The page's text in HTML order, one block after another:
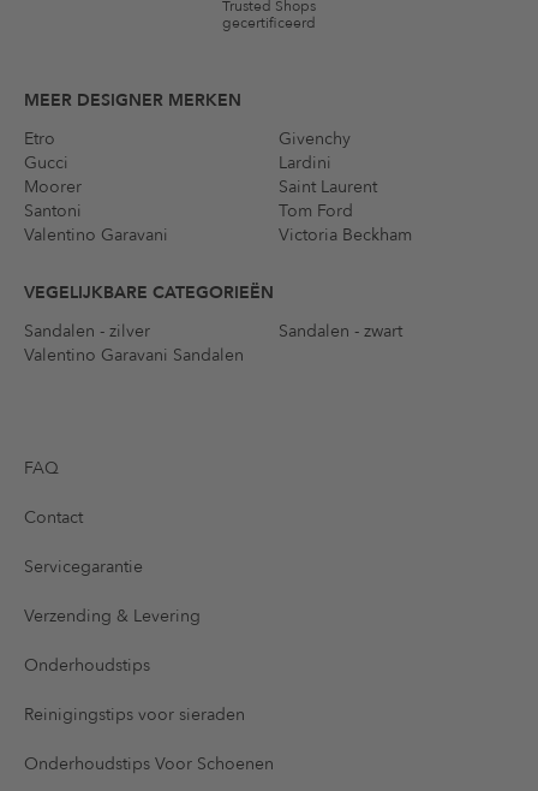
Trusted Shops
gecertificeerd
MEER DESIGNER MERKEN
Etro
Givenchy
Gucci
Lardini
Moorer
Saint Laurent
Santoni
Tom Ford
Valentino Garavani
Victoria Beckham
VEGELIJKBARE CATEGORIEËN
Sandalen - zilver
Sandalen - zwart
Valentino Garavani Sandalen
FAQ
Contact
Servicegarantie
Verzending & Levering
Onderhoudstips
Reinigingstips voor sieraden
Onderhoudstips Voor Schoenen